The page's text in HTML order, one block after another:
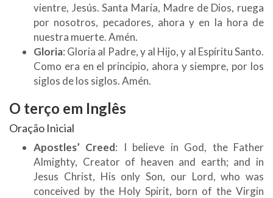
vientre, Jesús. Santa María, Madre de Dios, ruega
por nosotros, pecadores, ahora y en la hora de
nuestra muerte. Amén.
Gloria: Gloria al Padre, y al Hijo, y al Espíritu Santo.
Como era en el principio, ahora y siempre, por los
siglos de los siglos. Amén.
O terço em Inglês
Oração Inicial
Apostles’ Creed: I believe in God, the Father
Almighty, Creator of heaven and earth; and in
Jesus Christ, His only Son, our Lord, who was
conceived by the Holy Spirit, born of the Virgin